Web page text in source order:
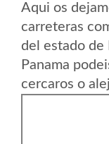
Aqui os
carreteras
del estado de
Panama
cercaros o